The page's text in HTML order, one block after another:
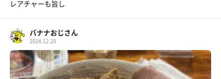
レアチャーも旨し
バナナおじさん
2024.12.20